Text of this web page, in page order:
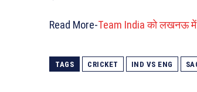
Read More-Team India को लखनऊ में
TAGS CRICKET IND VS ENG